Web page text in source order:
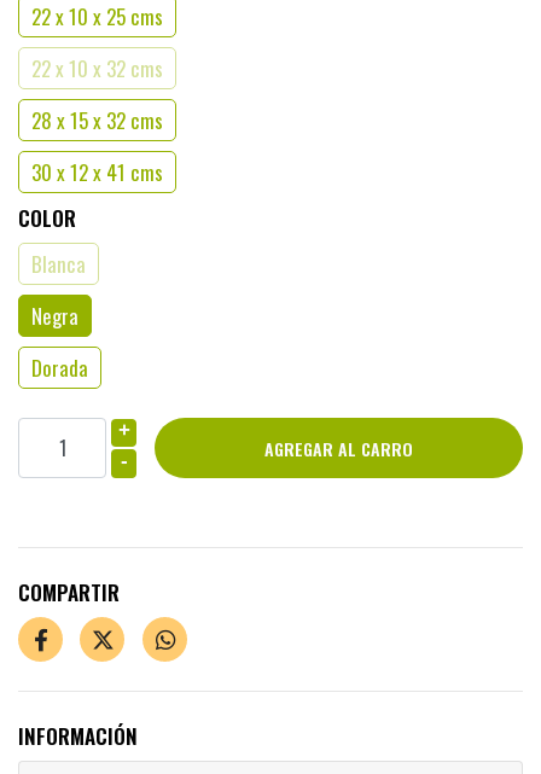
22 x 10 x 25 cms
22 x 10 x 32 cms
28 x 15 x 32 cms
30 x 12 x 41 cms
COLOR
Blanca
Negra
Dorada
+
-
COMPARTIR
INFORMACIÓN